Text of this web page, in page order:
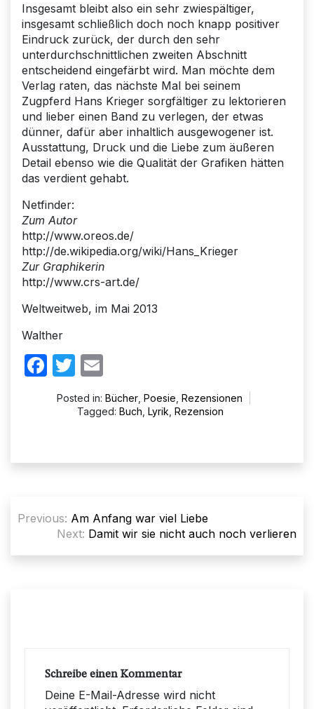
Insgesamt bleibt also ein sehr zwiespältiger,
insgesamt schließlich doch noch knapp positiver
Eindruck zurück, der durch den sehr
unterdurchschnittlichen zweiten Abschnitt
entscheidend eingefärbt wird. Man möchte dem
Verlag raten, das nächste Mal bei seinem
Zugpferd Hans Krieger sorgfältiger zu lektorieren
und lieber einen Band zu verlegen, der etwas
dünner, dafür aber inhaltlich ausgewogener ist.
Ausstattung, Druck und die Liebe zum äußeren
Detail ebenso wie die Qualität der Grafiken hätten
das verdient gehabt.
Netfinder:
Zum Autor
http://www.oreos.de/
http://de.wikipedia.org/wiki/Hans_Krieger
Zur Graphikerin
http://www.crs-art.de/
Weltweitweb, im Mai 2013
Walther
Facebook
Twitter
Posted in: Bücher Poesie Rezensionen
Tagged: Buch Lyrik Rezension
Previous: Am Anfang war viel Liebe
Next: Damit wir sie nicht auch noch verlieren
Schreibe einen Kommentar
Deine E-Mail-Adresse wird nicht